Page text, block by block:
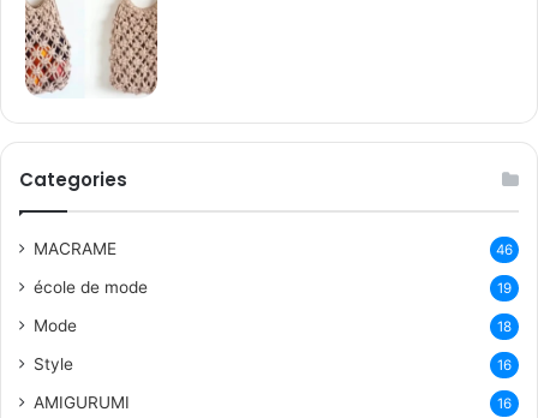
Categories
MACRAME 46
école de mode 19
Mode 18
Style 16
AMIGURUMI 16